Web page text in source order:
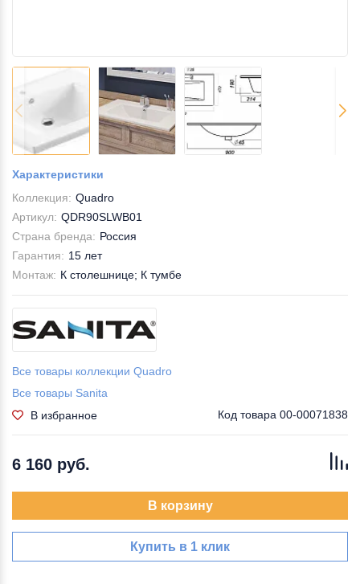
Характеристики
Коллекция: Quadro
Артикул: QDR90SLWB01
Страна бренда: Россия
Гарантия: 15 лет
Монтаж: К столешнице; К тумбе
Все товары коллекции Quadro
Все товары Sanita
В избранное
Код товара 00-00071838
6 160 руб.
В корзину
Купить в 1 клик